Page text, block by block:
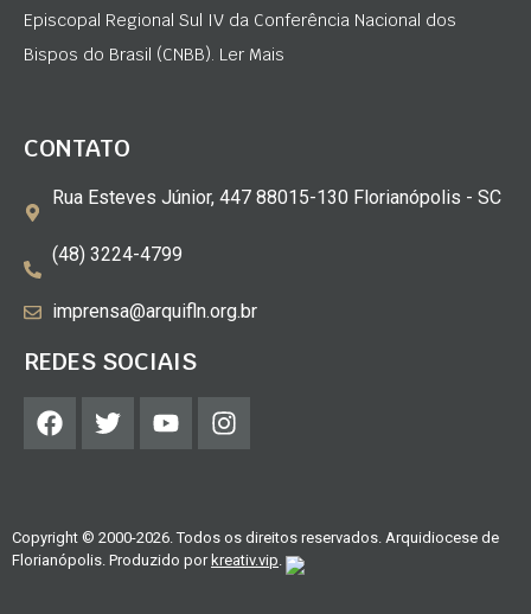
Episcopal Regional Sul IV da Conferência Nacional dos
Bispos do Brasil (CNBB). Ler Mais
CONTATO
Rua Esteves Júnior, 447 88015-130 Florianópolis - SC
(48) 3224-4799
imprensa@arquifln.org.br
REDES SOCIAIS
Copyright © 2000-2026. Todos os direitos reservados. Arquidiocese de
Florianópolis. Produzido por kreativ.vip.